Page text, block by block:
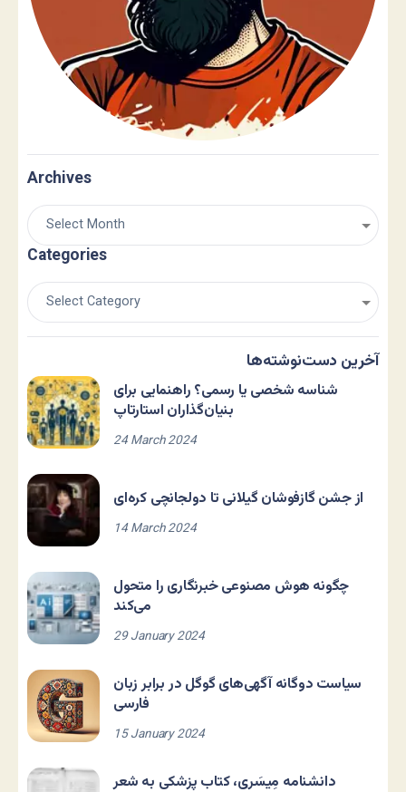
Archives
Categories
آخرین دست‌نوشته‌ها
شناسه شخصی یا رسمی؟ راهنمایی برای
بنیان‌گذاران استارتاپ
24 March 2024
از جشن گازفوشان گیلانی تا دولجانچی کره‌ای
14 March 2024
چگونه هوش مصنوعی خبرنگاری را متحول
می‌کند
29 January 2024
سیاست دوگانه آگهی‌های گوگل در برابر زبان
فارسی
15 January 2024
دانشنامه مِیسَری، کتاب پزشکی به شعر